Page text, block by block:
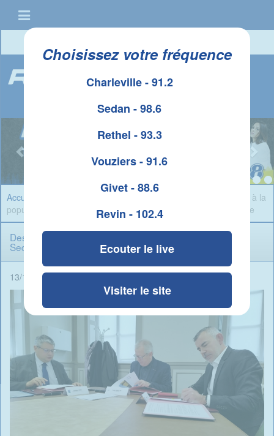
Choisissez votre fréquence
Charleville - 91.2
Sedan - 98.6
Rethel - 93.3
Vouziers - 91.6
Givet - 88.6
Revin - 102.4
Ecouter le live
Visiter le site
Accueil
» Des Aides de la CAF plus adaptées à la
population Sedanaise grâce à la Convention Territoriale Globale
Des Aides de la CAF plus adaptées à la population
Sedanaise grâce à la Convention Territoriale Globale
13/11/2023 - 07:54 -